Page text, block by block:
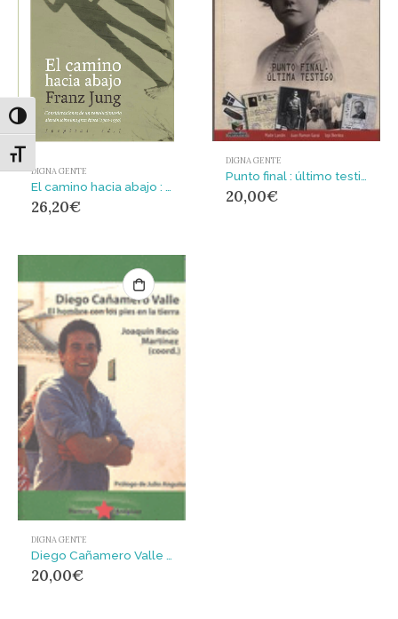
Alternar alto contraste
Alternar tamaño de letra
DIGNA GENTE
26,20€
DIGNA GENTE
20,00€
DIGNA GENTE
20,00€